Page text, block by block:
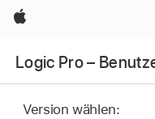
Apple
Logic Pro –
Version wählen: